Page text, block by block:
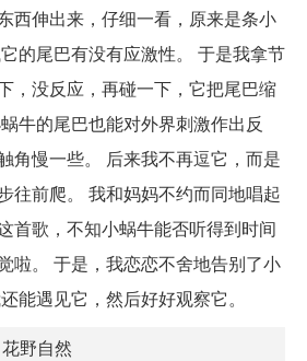
西伸出来，仔细一看，原来是条小
的尾巴有没有应激性。 于是我拿节
，没反应，再碰一下，它把尾巴缩
牛的尾巴也能对外界刺激作出反
角慢一些。 后来我不再逗它，而是
往前爬。 我和妈妈不约而同地唱起
首歌，不知小蜗牛能否听得到时间
啦。 于是，我恋恋不舍地告别了小
能遇见它，然后好好观察它。
野自然